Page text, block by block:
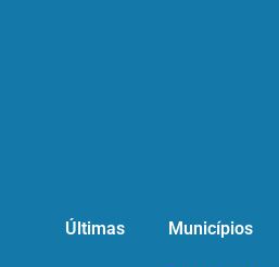
Últimas Municípios